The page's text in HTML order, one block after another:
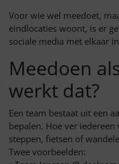
Voor wie wel meedoet,
eindlocaties woont, is er
sociale media met elkaar
Meedoen
werkt dat?
Een team bestaat uit een
bepalen. Hoe ver iedereen
steppen, fietsen of
Twee voorbeelden: